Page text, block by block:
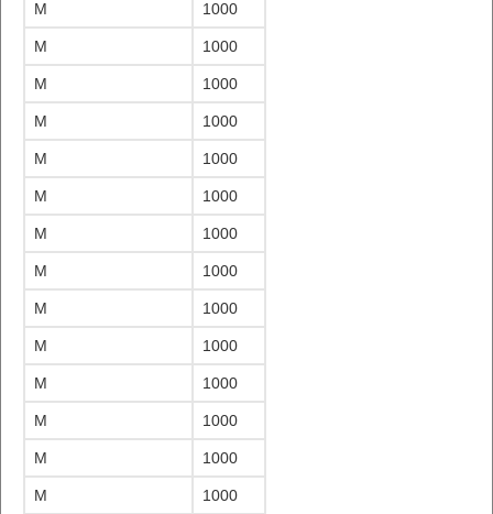
M 1000
M 1000
M 1000
M 1000
M 1000
M 1000
M 1000
M 1000
M 1000
M 1000
M 1000
M 1000
M 1000
M 1000